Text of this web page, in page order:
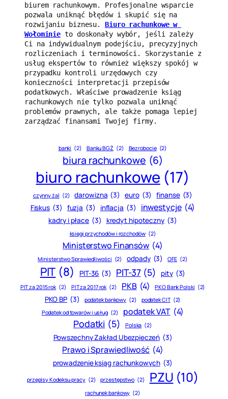
biurem rachunkowym. Profesjonalne wsparcie
pozwala uniknąć błędów i skupić się na
rozwijaniu biznesu. Biuro rachunkowe w
Wołominie to doskonały wybór, jeśli zależy
Ci na indywidualnym podejściu, precyzyjnych
rozliczeniach i terminowości. Skorzystanie z
usług ekspertów to również większy spokój w
przypadku kontroli urzędowych czy
konieczności interpretacji przepisów
podatkowych. Właściwe prowadzenie ksiąg
rachunkowych nie tylko pozwala uniknąć
problemów prawnych, ale także pomaga lepiej
zarządzać finansami Twojej firmy.
banki (2) Banku BGŻ (2) Bezrobocie (2)
biura rachunkowe (6)
biuro rachunkowe (17)
czynny żal (2) darowizna (3) euro (3) finanse (3)
Fiskus (3) fuzja (3) inflacja (3) inwestycje (4)
kadry i płace (3) kredyt hipoteczny (3)
księgi przychodów i rozchodów (2)
Ministerstwo Finansów (4)
Ministerstwo Sprawiedliwości (2) odpady (3) OFE (2)
PIT (8) PIT-36 (3) PIT-37 (5) pity (3)
PIT za 2015 rok (2) PIT za 2017 rok (2) PKB (4) PKO Bank Polski (2)
PKO BP (3) podatek bankowy (2) podatek CIT (2)
Podatek od towarów i usług (2) podatek VAT (4)
Podatki (5) Polska (2)
Powszechny Zakład Ubezpieczeń (3)
Prawo i Sprawiedliwość (4)
prowadzenie ksiąg rachunkowych (3)
przepisy Kodeksu pracy (2) przestępstwo (2) PZU (10)
rachunek bankowy (2)